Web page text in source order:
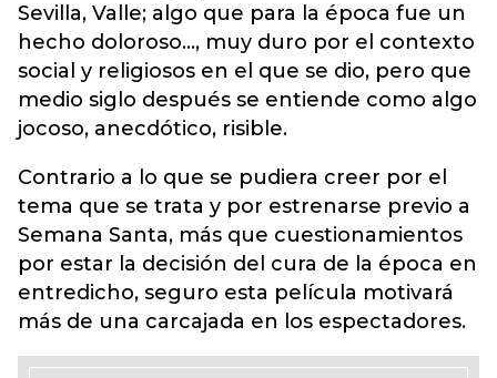
Sevilla, Valle; algo que para la época fue un
hecho doloroso…, muy duro por el contexto
social y religiosos en el que se dio, pero que
medio siglo después se entiende como algo
jocoso, anecdótico, risible.
Contrario a lo que se pudiera creer por el
tema que se trata y por estrenarse previo a
Semana Santa, más que cuestionamientos
por estar la decisión del cura de la época en
entredicho, seguro esta película motivará
más de una carcajada en los espectadores.